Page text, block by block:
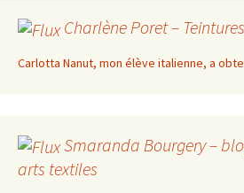
Charlène Poret –
Carlotta Nanut, mon élève italienne, a
Smaranda Bourgery –
arts textiles